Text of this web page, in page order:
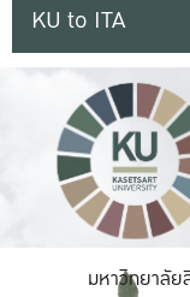
KU to ITA
มหาวิทยาลัย